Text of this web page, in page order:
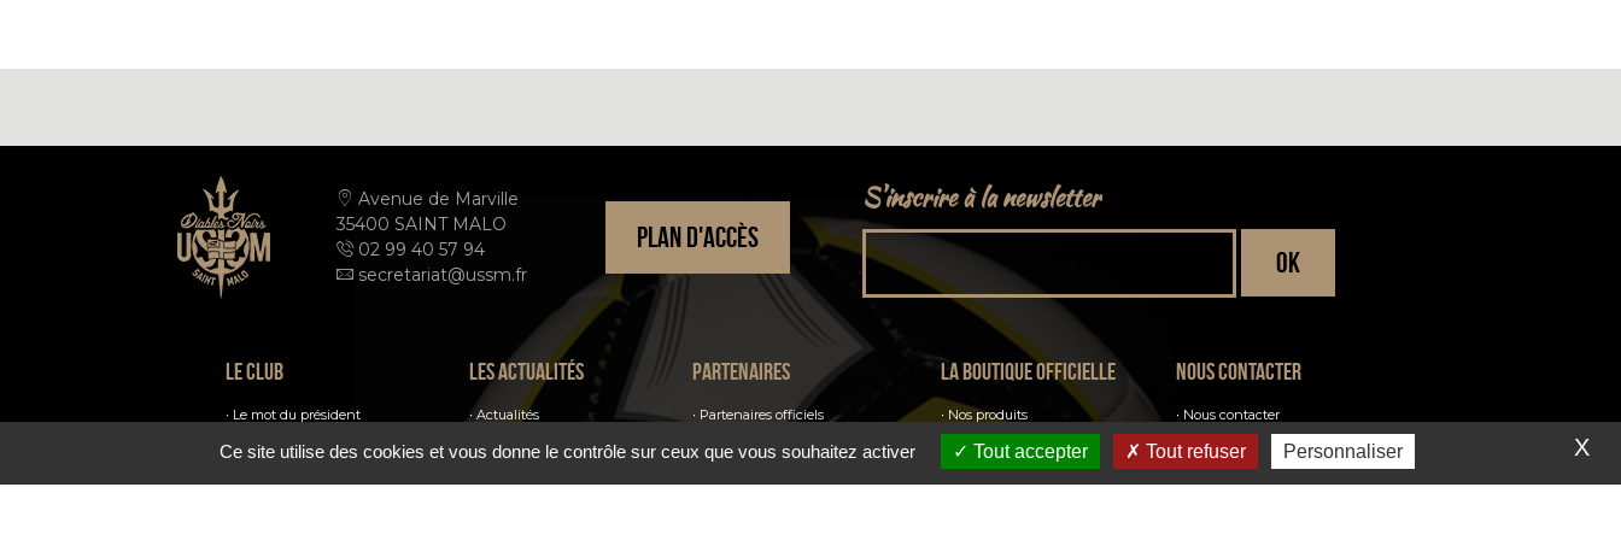
Avenue de Marville
35400 SAINT MALO
02 99 40 57 94
secretariat@ussm.fr
PLAN D'ACCÈS
S'inscrire à la newsletter
Le club
Le mot du président
Les actualités
Actualités
Médias
Partenaires
Partenaires officiels
Parrains officiels
La boutique officielle
Nos produits
Billetterie
Nous contacter
Nous contacter
Inscription à la newsletter
Venir au club
X
Ce site utilise des cookies et vous donne le contrôle sur ceux que vous souhaitez activer Tout accepter Tout refuser Personnaliser